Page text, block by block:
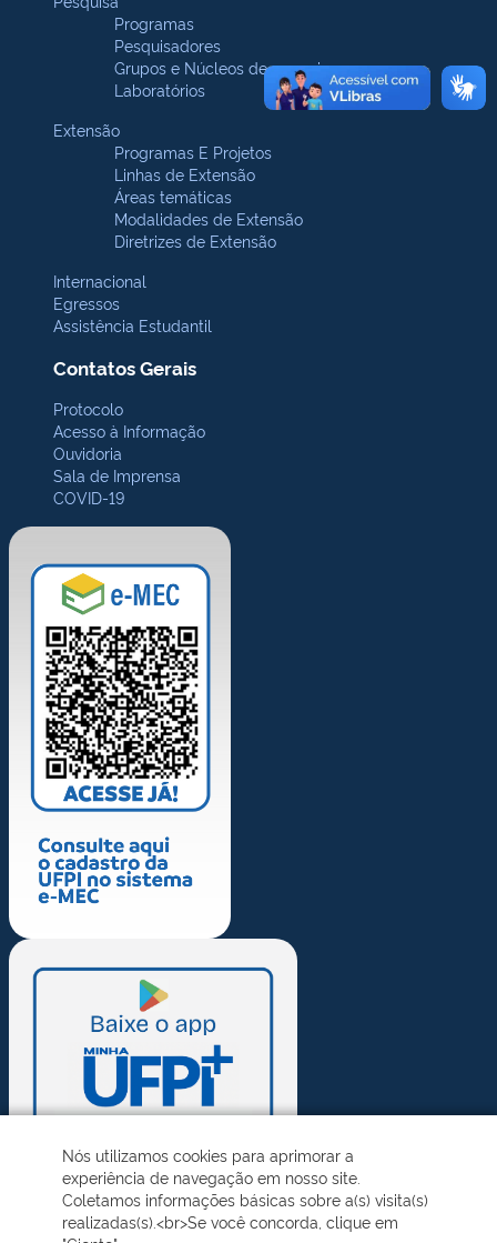
Programas
Pesquisadores
Grupos e Núcleos de pesquisa
Laboratórios
Extensão
Programas E Projetos
Linhas de Extensão
Áreas temáticas
Modalidades de Extensão
Diretrizes de Extensão
Internacional
Egressos
Assistência Estudantil
Contatos Gerais
Protocolo
Acesso à Informação
Ouvidoria
Sala de Imprensa
COVID-19
Nós utilizamos cookies para aprimorar a
experiência de navegação em nosso site.
Coletamos informações básicas sobre a(s) visita(s)
realizadas(s).<br>Se você concorda, clique em